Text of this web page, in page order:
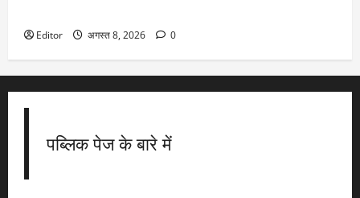
Editor अगस्त 8, 2026 0
पब्लिक पेज के बारे में